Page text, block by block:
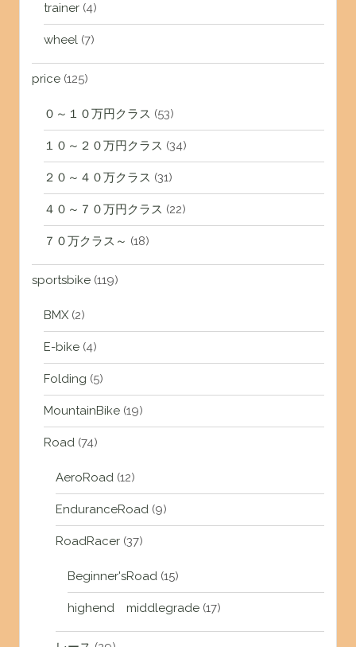
trainer(4)
wheel(7)
price(125)
０～１０万円クラス (53)
１０～２０万円クラス (34)
２０～４０万クラス (31)
４０～７０万円クラス (22)
７０万クラス～ (18)
sportsbike(119)
BMX(2)
E-bike(4)
Folding (5)
MountainBike(19)
Road(74)
AeroRoad(12)
EnduranceRoad(9)
RoadRacer(37)
Beginner'sRoad(15)
highend middlegrade(17)